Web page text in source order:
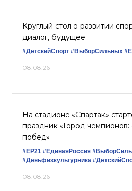
Круглый стол о развитии
диалог, будущее
#ДетскийСпорт #ВыборСильных
08.08.26
На стадионе «Спартак»
праздник «Город
побед»
#ЕР21 #ЕдинаяРоссия
#Деньфизкультурника
08.08.26